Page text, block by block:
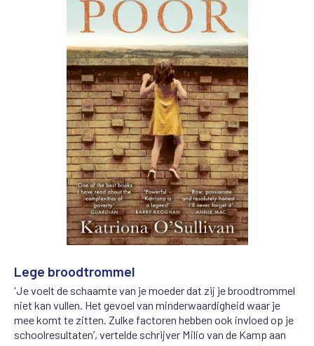
Lege broodtrommel
'Je voelt de schaamte van je moeder dat zij je broodtrommel
niet kan vullen. Het gevoel van minderwaardigheid waar je
mee komt te zitten. Zulke factoren hebben ook invloed op je
schoolresultaten’, vertelde schrijver Milio van de Kamp aan